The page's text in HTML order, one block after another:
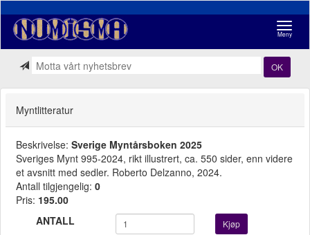
Meny
OK
Myntlitteratur
Beskrivelse: Sverige Myntårsboken 2025
Sveriges Mynt 995-2024, rikt illustrert, ca. 550 sider, enn videre
et avsnitt med sedler. Roberto Delzanno, 2024.
Antall tilgjengelig: 0
Pris: 195.00
ANTALL
Kjøp